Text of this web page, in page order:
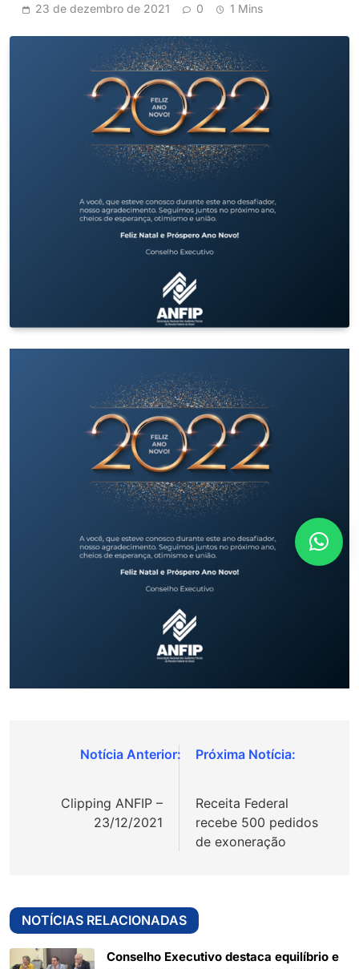
23 de dezembro de 2021 0 1 Mins
Navegação
Post
Clipping ANFIP –
23/12/2021
Receita Federal
recebe 500 pedidos
de exoneração
NOTÍCIAS RELACIONADAS
Conselho Executivo destaca equilíbrio e